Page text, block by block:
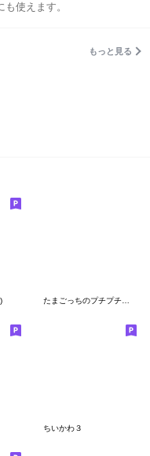
使えます。
もっと見る
たまごっちのプチプチおみせっち
ちいかわ３